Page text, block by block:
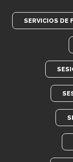
SERVICIOS DE